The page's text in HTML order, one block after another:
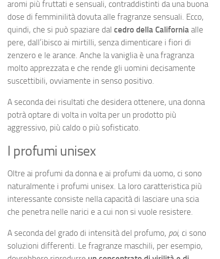
aromi più fruttati e sensuali, contraddistinti da una buona
dose di femminilità dovuta alle fragranze sensuali. Ecco,
quindi, che si può spaziare dal cedro della California alle
pere, dall’ibisco ai mirtilli, senza dimenticare i fiori di
zenzero e le arance. Anche la vaniglia è una fragranza
molto apprezzata e che rende gli uomini decisamente
suscettibili, ovviamente in senso positivo.
A seconda dei risultati che desidera ottenere, una donna
potrà optare di volta in volta per un prodotto più
aggressivo, più caldo o più sofisticato.
I profumi unisex
Oltre ai profumi da donna e ai profumi da uomo, ci sono
naturalmente i profumi unisex. La loro caratteristica più
interessante consiste nella capacità di lasciare una scia
che penetra nelle narici e a cui non si vuole resistere.
A seconda del grado di intensità del profumo, poi, ci sono
soluzioni differenti. Le fragranze maschili, per esempio,